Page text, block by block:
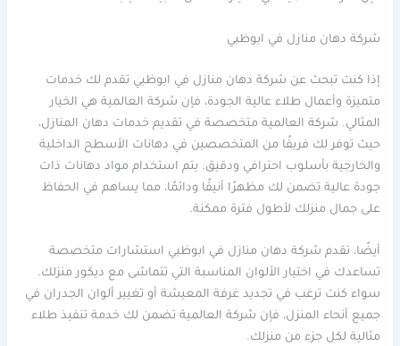
شركة دهان منازل في ابوظبي
إذا كنت تبحث عن شركة دهان منازل في ابوظبي تقدم لك خدمات
متميزة وأعمال طلاء عالية الجودة، فإن شركة العالمية هي الخيار
المثالي. شركة العالمية متخصصة في تقديم خدمات دهان المنازل،
حيث توفر لك فريقًا من المتخصصين في دهانات الأسطح الداخلية
والخارجية بأسلوب احترافي ودقيق. يتم استخدام مواد دهانات ذات
جودة عالية تضمن لك مظهرًا أنيقًا ودائمًا، مما يساهم في الحفاظ
على جمال منزلك لأطول فترة ممكنة.
أيضًا، تقدم شركة دهان منازل في ابوظبي استشارات متخصصة
تساعدك في اختيار الألوان المناسبة التي تتماشى مع ديكور منزلك.
سواء كنت ترغب في تجديد غرفة المعيشة أو تغيير ألوان الجدران في
جميع أنحاء المنزل، فإن شركة العالمية تضمن لك خدمة تنفيذ طلاء
مثالية لكل جزء من منزلك.